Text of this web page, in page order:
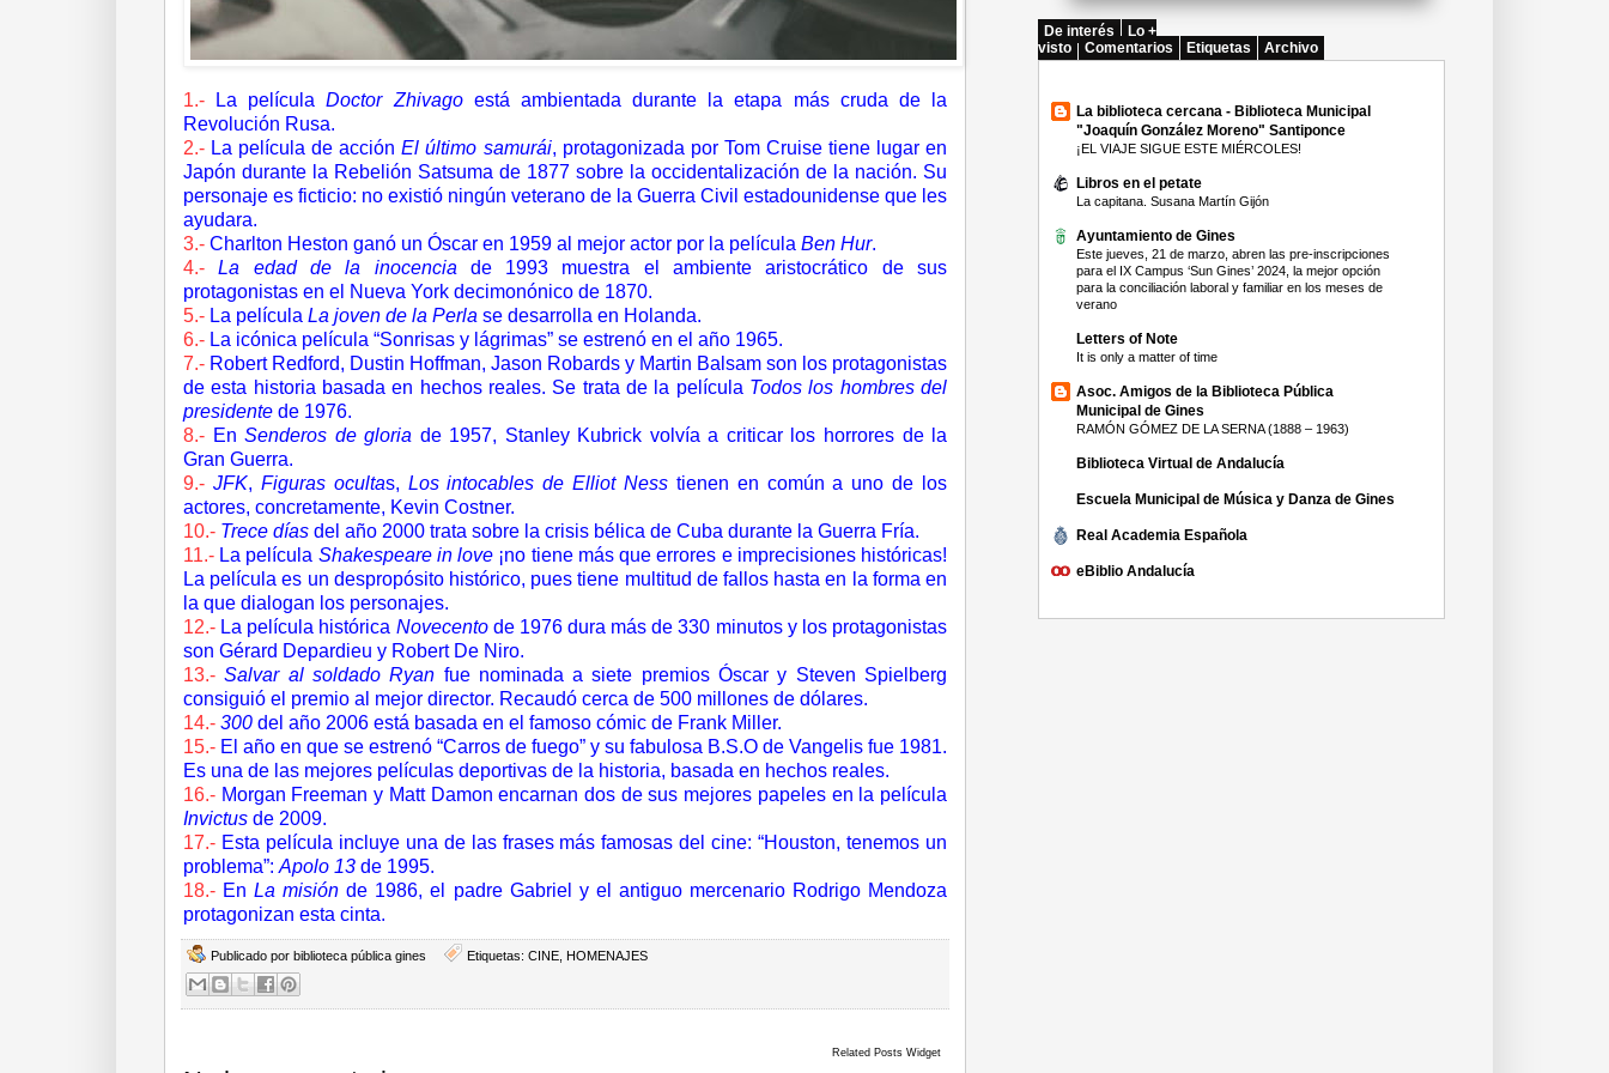
1.- La películaDoctor Zhivago está ambientada durante la etapa más cruda de la
Revolución Rusa.
2.- La película de acciónEl último samurái, protagonizada por Tom Cruise tiene lugar en
Japón durante la Rebelión Satsuma de 1877 sobre la occidentalización de la nación. Su
personaje es ficticio: no existió ningún veterano de la Guerra Civil estadounidense que les
ayudara.
3.- Charlton Heston ganó un Óscar en 1959 al mejor actor por a película Ben Hur.
4.-
La edad de la inocencia de 1993 muestra el ambiente aristocrático de sus
protagonistas en el Nueva York decimonónico de 1870.
5.- La película La joven de la Perla se desarrolla en Holanda.
6.- La icónica película “Sonrisas y lágrimas” se estrenó en el año 1965.
7.- Robert Redford, Dustin Hoffman, Jason Robards y Martin Balsam son los protagonistas
de esta historia basada en hechos reales. Se trata de la película Todos los hombres del
presidente de 1976.
8.- EnSenderos de gloria de 1957, Stanley Kubrick volvía a criticar los horrores de la
Gran Guerra.
9.- JFK, Figuras ocultas, Los intocables de Elliot Ness tienen en común a uno de los
actores, concretamente, Kevin Costner.
10.- Trece días del año 2000 trata sobre la crisis bélica de Cuba durante la Guerra Fría.
11.- La película Shakespeare in love ¡no tiene más que errores e imprecisiones históricas!
La película es un despropósito histórico, pues tiene multitud de fallos hasta en la forma en
la que dialogan los personajes.
12.- La película histórica Novecentode 1976 dura más de 330 minutos y los protagonistas
son Gérard Depardieu y Robert De Niro.
13.- Salvar al soldado Ryan fue nominada a siete premios Óscar y Steven Spielberg
consiguió el premio al mejor director. Recaudó cerca de 500 millones de dólares.
14.- 300 del año 2006 está basada en el famoso cómic de Frank Miller.
15.- E l año en que se estrenó “Carros de fuego” y su fabulosa B.S.O de Vangelis fue 1981.
Es una de las mejores películas deportivas de la historia, basada en hechos reales.
16.- Morgan Freeman y Matt Damon encarnan dos de sus mejores papeles en la película
Invictus de 2009.
17.- Esta película incluye una de las frases más famosas del cine: “Houston, tenemos un
problema”: Apolo 13 de 1995.
18.- EnLa misión de 1986, el padre Gabriel y el antiguo mercenario Rodrigo Mendoza
protagonizan esta cinta.
Publicado por biblioteca pública gines Etiquetas: CINE, HOMENAJES
Related Posts Widget
De interés
Lo +
visto
Comentarios Etiquetas Archivo
La biblioteca cercana - Biblioteca Municipal
"Joaquín González Moreno" Santiponce
¡EL VIAJE SIGUE ESTE MIÉRCOLES!
Libros en el petate
La capitana. Susana Martín Gijón
Ayuntamiento de Gines
Este jueves, 21 de marzo, abren las pre-inscripciones
para el IX Campus ‘Sun Gines’ 2024, la mejor opción
para la conciliación laboral y familiar en los meses de
verano
Letters of Note
It is only a matter of time
Asoc. Amigos de la Biblioteca Pública
Municipal de Gines
RAMÓN GÓMEZ DE LA SERNA (1888 – 1963)
Biblioteca Virtual de Andalucía
Escuela Municipal de Música y Danza de Gines
Real Academia Española
eBiblio Andalucía